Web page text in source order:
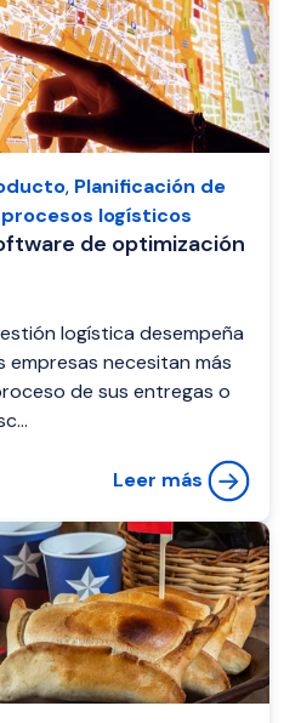
, Planificación de
logísticos
de optimización
logística desempeña
empresas necesitan más
de sus entregas o
Leer más